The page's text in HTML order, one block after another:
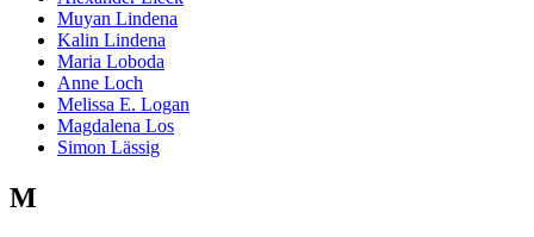
Muyan Lindena
Kalin Lindena
Maria Loboda
Anne Loch
Melissa E. Logan
Magdalena Los
Simon Lässig
M